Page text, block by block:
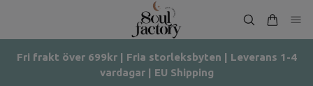
Fri frakt över 699kr | Fria storleksbyten | Leverans 1-4
vardagar | EU Shipping